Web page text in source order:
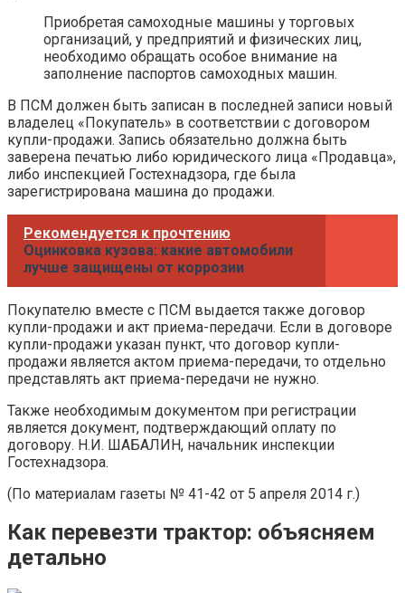
Приобретая самоходные машины у торговых
организаций, у предприятий и физических лиц,
необходимо обращать особое внимание на
заполнение паспортов самоходных машин.
В ПСМ должен быть записан в последней записи новый
владелец «Покупатель» в соответствии с договором
купли-продажи. Запись обязательно должна быть
заверена печатью либо юридического лица «Продавца»,
либо инспекцией Гостехнадзора, где была
зарегистрирована машина до продажи.
Рекомендуется к прочтению
Оцинковка кузова: какие автомобили
лучше защищены от коррозии
Покупателю вместе с ПСМ выдается также договор
купли-продажи и акт приема-передачи. Если в договоре
купли-продажи указан пункт, что договор купли-
продажи является актом приема-передачи, то отдельно
представлять акт приема-передачи не нужно.
Также необходимым документом при регистрации
является документ, подтверждающий оплату по
договору. Н.И. ШАБАЛИН, начальник инспекции
Гостехнадзора.
(По материалам газеты № 41-42 от 5 апреля 2014 г.)
Как перевезти трактор: объясняем
детально